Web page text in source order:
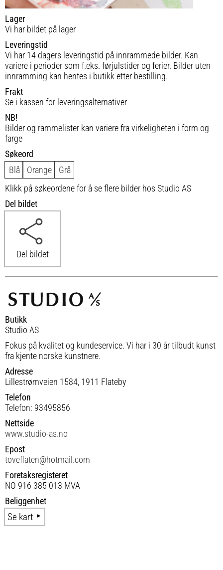
Lager
Vi har bildet på lager
Leveringstid
Vi har 14 dagers leveringstid på innrammede bilder. Kan
variere i perioder som f.eks. førjulstider og ferier. Bilder uten
innramming kan hentes i butikk etter bestilling.
Frakt
Se i kassen for leveringsalternativer
NB!
Bilder og rammelister kan variere fra virkeligheten i form og
farge
Søkeord
Blå
Orange
Grå
Klikk på søkeordene for å se flere bilder hos Studio AS
Del bildet
Del bildet
Butikk
Studio AS
Fokus på kvalitet og kundeservice. Vi har i 30 år tilbudt kunst
fra kjente norske kunstnere.
Adresse
Lillestrømveien 1584, 1911 Flateby
Telefon
Telefon: 93495856
Nettside
www.studio-as.no
Epost
toveflaten@hotmail.com
Foretaksregisteret
NO 916 385 013 MVA
Beliggenhet
Se kart